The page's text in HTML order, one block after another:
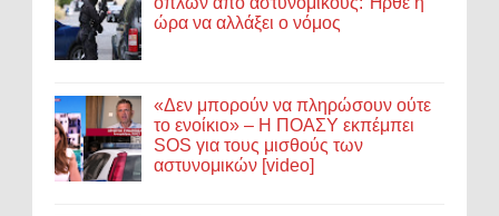
ώρα να αλλάξει ο νόμος
«Δεν μπορούν να πληρώσουν ούτε
το ενοίκιο» – Η ΠΟΑΣΥ εκπέμπει
SOS για τους μισθούς των
αστυνομικών [video]